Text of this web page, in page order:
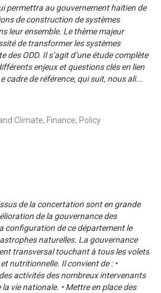
permettra au gouvernement haïtien de
de construction de systèmes
leur ensemble. Le thème majeur
de transformer les systèmes
des ODD. Il s’agit d’une étude complète
enjeux et questions clés en lien
cadre de référence, qui suit, nous ali...
Climate, Finance, Policy
de la concertation sont en grande
de la gouvernance des
configuration de ce département le
naturelles. La gouvernance
transversal touchant à tous les volets
nutritionnelle. Il convient de : •
activités des nombreux intervenants
vie nationale. • Mettre en place des